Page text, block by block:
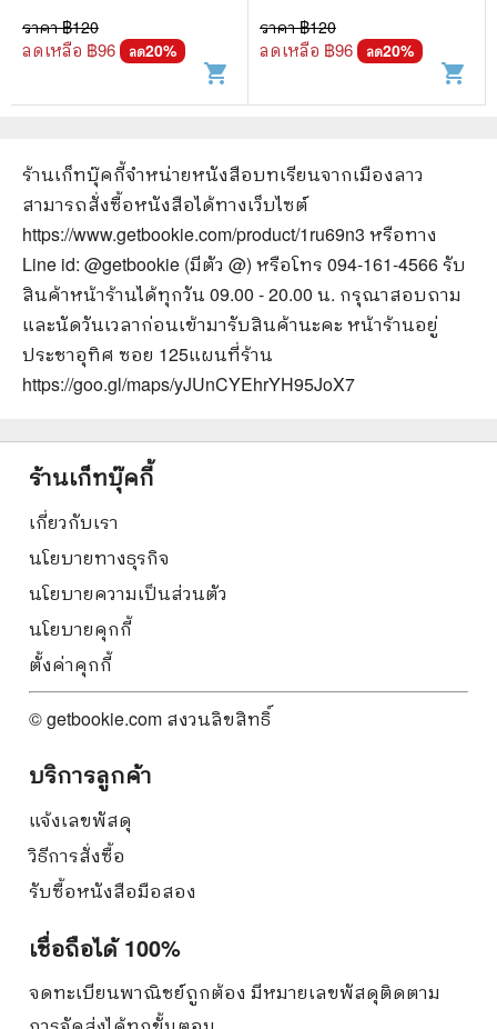
ราคา ฿120
ลดเหลือ ฿96 ลด20%
shopping_cart
ราคา ฿120
ลดเหลือ ฿96 ลด20%
shopping_cart
ร้านเก็ทบุ๊คกี้จำหน่ายหนังสือบทเรียนจากเมืองลาว
สามารถสั่งซื้อหนังสือได้ทางเว็บไซต์
https://www.getbookie.com/product/1ru69n3 หรือทาง
Line id: @getbookie (มีตัว @) หรือโทร 094-161-4566 รับ
สินค้าหน้าร้านได้ทุกวัน 09.00 - 20.00 น. กรุณาสอบถาม
และนัดวันเวลาก่อนเข้ามารับสินค้านะคะ หน้าร้านอยู่
ประชาอุทิศ ซอย 125แผนที่ร้าน
https://goo.gl/maps/yJUnCYEhrYH95JoX7
ร้านเก็ทบุ๊คกี้
เกี่ยวกับเรา
นโยบายทางธุรกิจ
นโยบายความเป็นส่วนตัว
นโยบายคุกกี้
ตั้งค่าคุกกี้
© getbookie.com สงวนลิขสิทธิ์
บริการลูกค้า
แจ้งเลขพัสดุ
วิธีการสั่งซื้อ
รับซื้อหนังสือมือสอง
เชื่อถือได้ 100%
จดทะเบียนพาณิชย์ถูกต้อง มีหมายเลขพัสดุติดตาม